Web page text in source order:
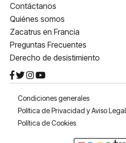
Contáctanos
Quiénes somos
Zacatrus en Francia
Preguntas Frecuentes
Derecho de desistimiento
Condiciones generales
Política de Privacidad y Aviso Legal
Política de Cookies